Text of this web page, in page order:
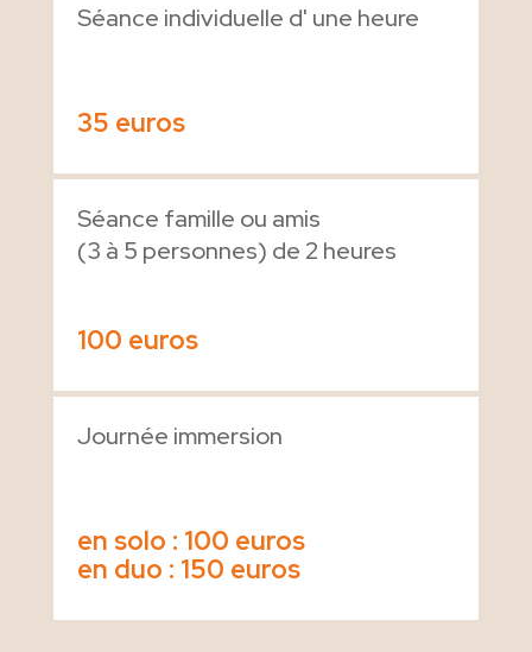
Séance individuelle d' une heure
35 euros
Séance famille ou amis
(3 à 5 personnes) de 2 heures
100 euros
Journée immersion
en solo : 100 euros
en duo : 150 euros